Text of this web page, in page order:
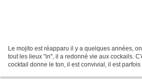
Le mojito est réapparu il y a quelques années,
tout les lieux "in", il a redonné vie aux cockails.
cocktail donne le ton, il est convivial, il est